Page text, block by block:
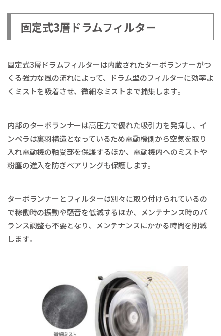
固定式3層ドラムフィルター
固定式3層ドラムフィルターは内蔵されたターボランナーがつ
くる強力な風の流れによって、ドラム型のフィルターに効率よ
くミストを吸着させ、微細なミストまで捕集します。
内部のターボランナーは高圧力で優れた吸引力を発揮し、イ
ンペラは裏羽構造となっているため電動機側から空気を取り
入れ電動機の軸受部を保護するほか、電動機内へのミストや
粉塵の進入を防ぎベアリングも保護します。
ターボランナーとフィルターは別々に取り付けられているの
で稼働時の振動や騒音を低減するほか、メンテナンス時のバ
ランス調整も不要となり、メンテナンスにかかる時間を削減
します。